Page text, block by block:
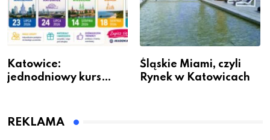
Katowice:
jednodniowy kurs
dzieci
Śląskie Miami, czyli
Rynek w Katowicach
REKLAMA